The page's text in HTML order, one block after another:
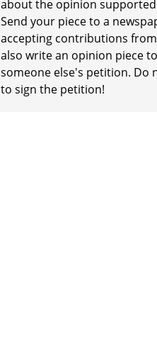
about the opinion
Send your piece to a
accepting contributions
also write an opinion piece
someone else's petition. Do
to sign the petition!